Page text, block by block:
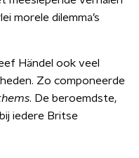
morele dilemma’s
Händel ook veel
Zo componeerde
. De beroemdste,
iedere Britse